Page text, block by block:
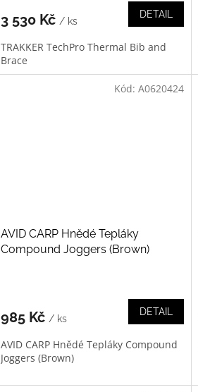
3 530 Kč / ks
DETAIL
TRAKKER TechPro Thermal Bib and
Brace
AVID CARP Hnědé Tepláky
Compound Joggers (Brown)
985 Kč / ks
DETAIL
AVID CARP Hnědé Tepláky Compound
Joggers (Brown)
Kód: A0620424